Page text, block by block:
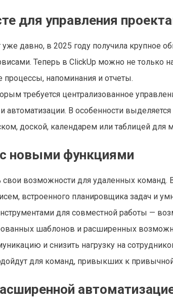
для управления
уже давно, в 2025 году получила крупное
Теперь в ClickUp можно не только
процессы, напоминания и отчеты.
требуется централизованное
автоматизации. В особенности
доской, календарем или таблицей для
с новыми функциями
свои возможности для удаленных команд.
встроенного планировщика задач и
для совместной работы —
шаблонов и расширенных
и снизить нагрузку на
для команд, привыкших к